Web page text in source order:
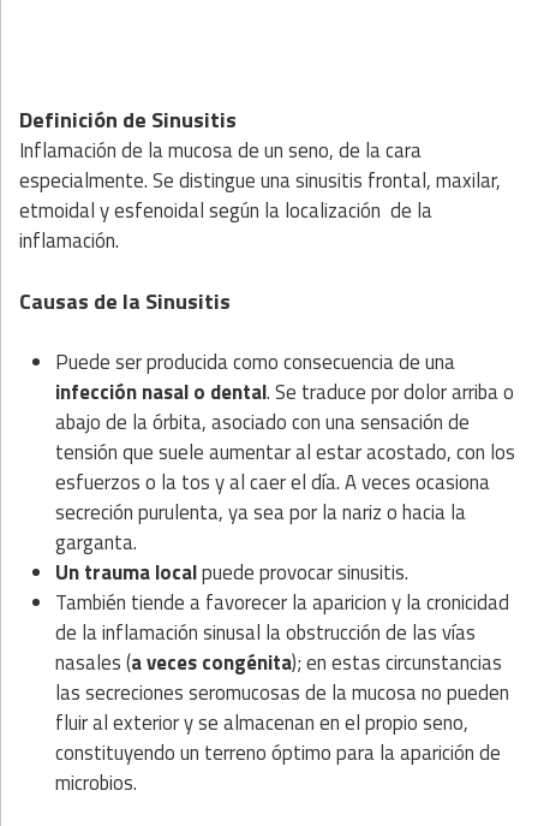
Definición de Sinusitis
Inflamación de la mucosa de un seno, de la cara
especialmente. Se distingue una sinusitis frontal, maxilar,
etmoidal y esfenoidal según la localización de la
inflamación.
Causas de la Sinusitis
Puede ser producida como consecuencia de una
infección nasal o dental. Se traduce por dolor arriba o
abajo de la órbita, asociado con una sensación de
tensión que suele aumentar al estar acostado, con los
esfuerzos o la tos y al caer el día. A veces ocasiona
secreción purulenta, ya sea por la nariz o hacia la
garganta.
Un trauma localpuede provocar sinusitis.
También tiende a favorecer la aparicion y la cronicidad
de la inflamación sinusal la obstrucción de las vías
nasales (a veces congénita); en estas circunstancias
las secreciones seromucosas de la mucosa no pueden
fluir al exterior y se almacenan en el propio seno,
constituyendo un terreno óptimo para la aparición de
microbios.